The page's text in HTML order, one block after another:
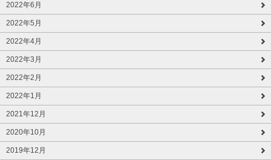
2022年6月
2022年5月
2022年4月
2022年3月
2022年2月
2022年1月
2021年12月
2020年10月
2019年12月